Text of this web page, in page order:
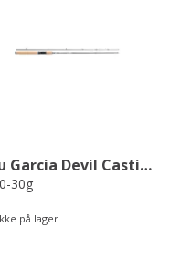
Abu Garcia Devil Casting
30g
på lager